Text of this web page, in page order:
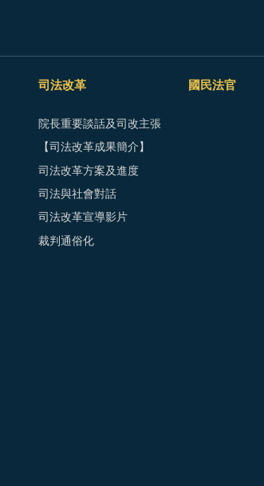
司法改革
院長重要談話及司改主張
【司法改革成果簡介】
司法改革方案及進度
司法與社會對話
司法改革宣導影片
裁判通俗化
國民法官